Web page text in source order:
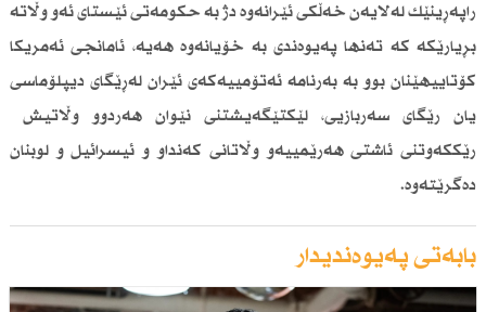
راپەڕینێك لەلایەن خەڵكی ئێرانەوە دژ بە حكومەتی ئێستای ئەو وڵاتە
بڕیارێكە كە تەنها پەیوەندی بە خۆیانەوە هەیە، ئامانجی ئەمریكا
كۆتاییهێنان بوو بە بەرنامە ئەتۆمییەكەی ئێران لەڕێگای دیپلۆماسی
یان رێگای سەربازیی، لێكتێگەیشتنی نێوان هەردوو وڵاتیش
رێككەوتنی ئاشتی هەرێمییەو وڵاتانی كەنداو و ئیسرائیل و لوبنان
دەگرێتەوە.
بابەتی پەیوەندیدار